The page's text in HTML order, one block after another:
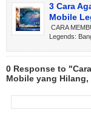
3 Cara
Mobile
CARA
Legends:
0 Response to
Mobile yang